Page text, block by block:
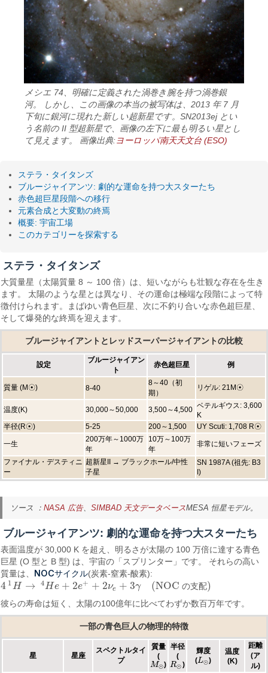
メシエ 74、明確に定義された渦巻き腕を持つ渦巻銀
河。 しかし、この画像の本当の被写体は、2013 年 7 月
下旬に銀河に現れた新しい超新星です。SN2013ej とい
う名前の II 型超新星で、画像の左下に最も明るい星とし
て見えます。 画像出典:ヨーロッパ南天天文台 (ESO)
ステラ・タイタンズ
ブルージャイアンツ: 劇的な運命を持つ大スターたち
赤色超巨星段階への移行
元素合成と大変動の終焉
概要: 宇宙工場
このカテゴリーを探索する
ステラ・タイタンズ
大質量星（太陽質量 8 ～ 100 倍）は、短いながらも壮観な存在を生き
ます。 太陽のような星とは異なり、その運命は極端な段階によって特
徴付けられます。まばゆい青色巨星、次に不釣り合いな赤色超巨星、
そして爆発的な終焉を迎えます。
ブルージャイアントとレッドスーパージャイアントの比較
設定
ブルージャイアン
ト
赤色超巨星 例
質量 (M☉) 8-40
8～40（初
期）
リゲル: 21M☉
温度(K) 30,000～50,000 3,500～4,500 ベテルギウス: 3,600
K
半径(R☉)
5-25 200～1,500 UY Scuti: 1,708 R☉
一生
200万年～1000万
年
10万～100万
年
非常に短いフェーズ
ファイナル・デスティニ
ー
超新星II → ブラックホール/中性
子星
SN 1987A (祖先: B3
I)
ソース ： NASA 広告、 SIMBAD 天文データベースMESA 恒星モデル。
ブルージャイアンツ: 劇的な運命を持つ大スターたち
表面温度が 30,000 K を超え、明るさが太陽の 100 万倍に達する青色
巨星 (O 型と B 型) は、宇宙の「スプリンター」です。 それらの高い
質量は、 NOCサイクル(炭素-窒素-酸素):
4 1H → 4He + 2e+ + 2νe + 3γ (NOCの支配)
41H→ 4H +2e+ +2νe+ 3 (NOC の支配)
彼らの寿命は短く、太陽の100億年に比べてわずか数百万年です。
一部の青色巨人の物理的特徴
星 星座
スペクトルタイ
プ
質量
(
M⊙
M⊙ )
半径
(
R⊙
R⊙)
輝度
(L⊙
L⊙)
温度
(K)
距離
(ア
ル)